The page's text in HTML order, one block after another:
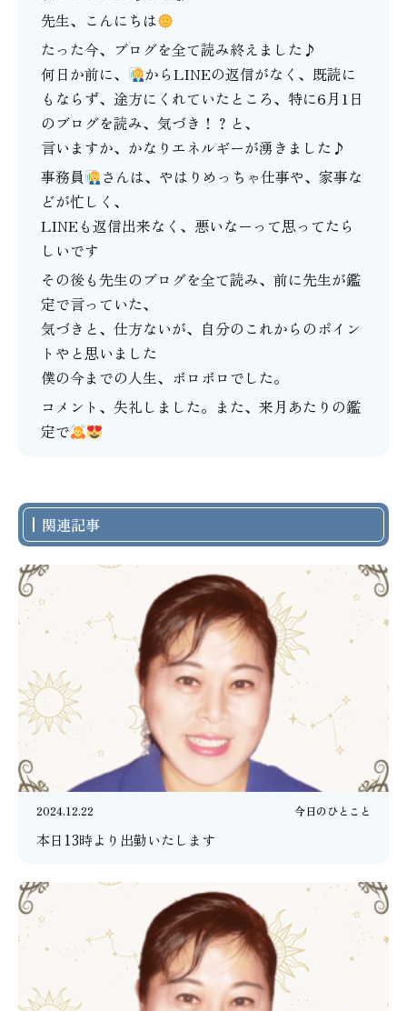
先生、こんにちは
たった今、ブログを全て読み終えました♪
何日か前に、
からLINEの返信がなく、既読に
もならず、途方にくれていたところ、特に6月1日
のブログを読み、気づき！？と、
言いますか、かなりエネルギーが湧きました♪
事務員
さんは、やはりめっちゃ仕事や、家事な
どが忙しく、
LINEも返信出来なく、悪いなーって思ってたら
しいです
その後も先生のブログを全て読み、前に先生が鑑
定で言っていた、
気づきと、仕方ないが、自分のこれからのポイン
トやと思いました
僕の今までの人生、ボロボロでした。
コメント、失礼しました。また、来月あたりの鑑
定で
関連記事
2024.12.22 今日のひとこと
本日13時より出勤いたします